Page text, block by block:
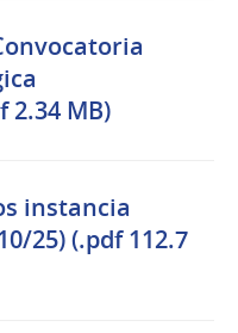
2.34 MB)
instancia
25) (.pdf 112.7